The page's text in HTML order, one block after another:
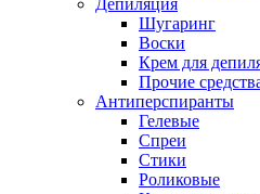
Шугаринг
Воски
Крем для
Прочие
Антиперспиранты
Гелевые
Спреи
Стики
Роликовые